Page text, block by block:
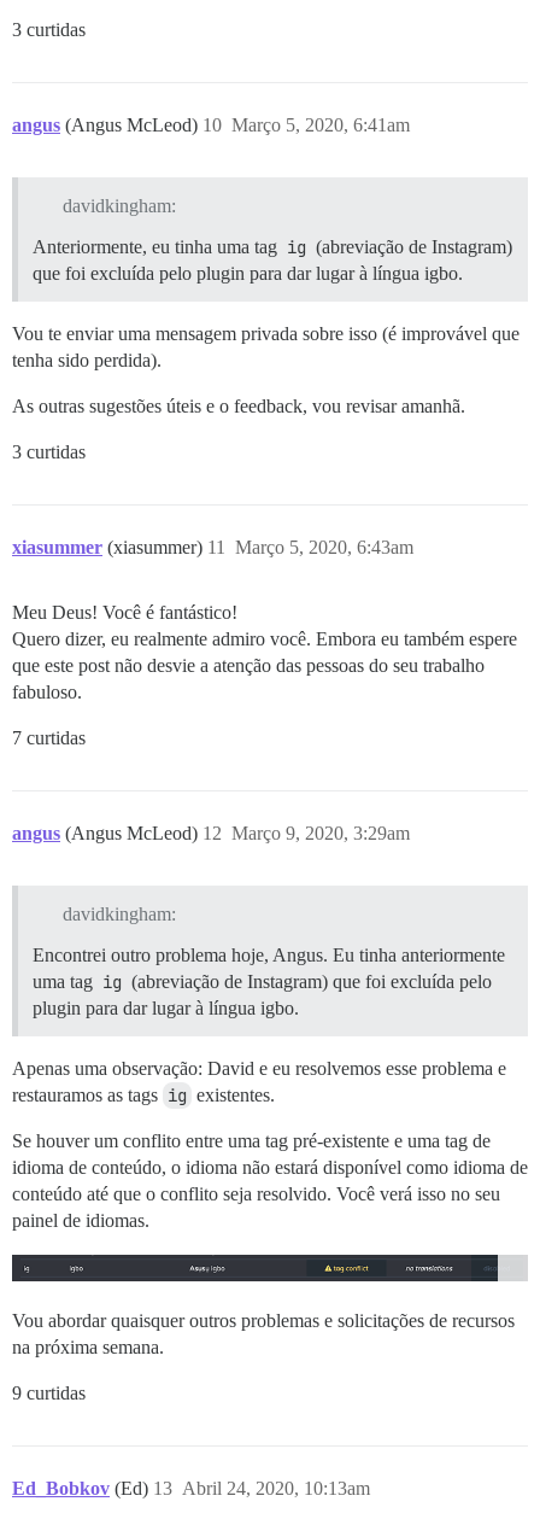
3 curtidas
angus (Angus McLeod) Março 5, 2020, 6:41am
10
davidkingham:
Anteriormente, eu tinha uma tag ig (abreviação de Instagram)
que foi excluída pelo plugin para dar lugar à língua igbo.
Vou te enviar uma mensagem privada sobre isso (é improvável que
tenha sido perdida).
As outras sugestões úteis e o feedback, vou revisar amanhã.
3 curtidas
xiasummer (xiasummer) Março 5, 2020, 6:43am
11
Meu Deus! Você é fantástico!
Quero dizer, eu realmente admiro você. Embora eu também espere
que este post não desvie a atenção das pessoas do seu trabalho
fabuloso.
7 curtidas
angus (Angus McLeod) Março 9, 2020, 3:29am
12
davidkingham:
Encontrei outro problema hoje, Angus. Eu tinha anteriormente
uma tag ig (abreviação de Instagram) que foi excluída pelo
plugin para dar lugar à língua igbo.
Apenas uma observação: David e eu resolvemos esse problema e
restauramos as tags ig existentes.
Se houver um conflito entre uma tag pré-existente e uma tag de
idioma de conteúdo, o idioma não estará disponível como idioma de
conteúdo até que o conflito seja resolvido. Você verá isso no seu
painel de idiomas.
Vou abordar quaisquer outros problemas e solicitações de recursos
na próxima semana.
9 curtidas
Ed_Bobkov (Ed) Abril 24, 2020, 10:13am
13